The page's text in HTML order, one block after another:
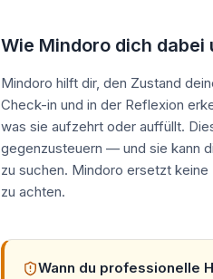
Wie Mindoro dich
Mindoro hilft dir, den Zustand
Check-in und in der Reflexion
was sie aufzehrt oder auffüllt.
gegenzusteuern — und sie kann
zu suchen. Mindoro ersetzt
zu achten.
Wann du professionelle